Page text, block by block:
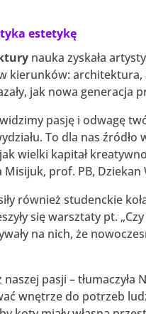
estetykę
nauka zyskała
kierunków:
jak nowa generacja
pasję i odwagę
To dla nas
wielki kapitał
Misijuk, prof. PB, Dziekan
również studenckie
się warsztaty pt.
na nich, że
naszej pasji –
wnętrze do potrzeb